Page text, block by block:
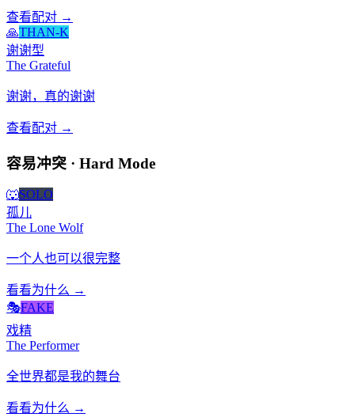
查看配对 →
🙏THAN-K
谢谢型
The Grateful
谢谢，真的谢谢
查看配对 →
容易冲突 · Hard Mode
🐺SOLO
孤儿
The Lone Wolf
一个人也可以很完整
看看为什么 →
🎭FAKE
戏精
The Performer
全世界都是我的舞台
看看为什么 →